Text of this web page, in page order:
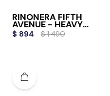
RIÑONERA FIFTH
AVENUE - HEAVY
METAL
$ 894 $ 1.490